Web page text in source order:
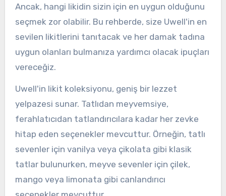
Ancak, hangi likidin sizin için en uygun olduğunu
seçmek zor olabilir. Bu rehberde, size Uwell'in en
sevilen likitlerini tanıtacak ve her damak tadına
uygun olanları bulmanıza yardımcı olacak ipuçları
vereceğiz.
Uwell'in likit koleksiyonu, geniş bir lezzet
yelpazesi sunar. Tatlıdan meyvemsiye,
ferahlatıcıdan tatlandırıcılara kadar her zevke
hitap eden seçenekler mevcuttur. Örneğin, tatlı
sevenler için vanilya veya çikolata gibi klasik
tatlar bulunurken, meyve sevenler için çilek,
mango veya limonata gibi canlandırıcı